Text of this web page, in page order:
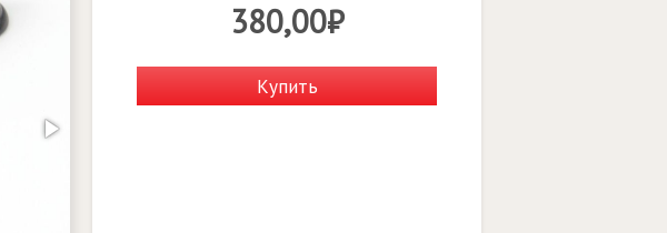
380,00₽
Купить